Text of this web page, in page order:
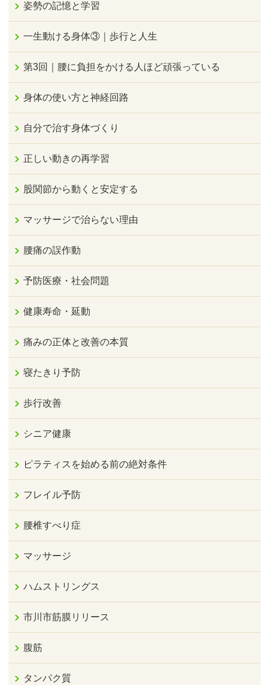
姿勢の記憶と学習
一生動ける身体③｜歩行と人生
第3回｜腰に負担をかける人ほど頑張っている
身体の使い方と神経回路
自分で治す身体づくり
正しい動きの再学習
股関節から動くと安定する
マッサージで治らない理由
腰痛の誤作動
予防医療・社会問題
健康寿命・延動
痛みの正体と改善の本質
寝たきり予防
歩行改善
シニア健康
ピラティスを始める前の絶対条件
フレイル予防
腰椎すべり症
マッサージ
ハムストリングス
市川市筋膜リリース
腹筋
タンパク質